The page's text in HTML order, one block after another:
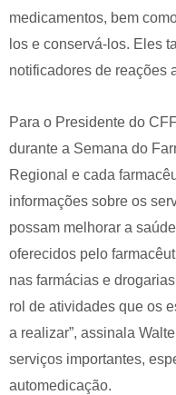
medicamentos, bem
los e conservá-los. Eles
notificadores de reações
Para o Presidente do
durante a Semana do
Regional e cada
informações sobre os
possam melhorar a
oferecidos pelo
nas farmácias e
rol de atividades que os
a realizar”, assinala
serviços importantes,
automedicação.